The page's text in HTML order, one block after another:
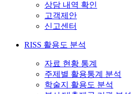
상담 내역 확인
고객제안
신고센터
RISS 활용도 분석
자료 현황 통계
주제별 활용통계 분석
학술지 활용도 분석